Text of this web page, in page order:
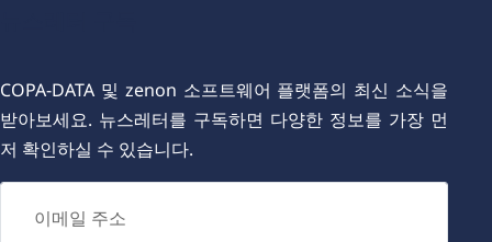
COPA-DATA 및 zenon 소프트웨어 플랫폼의 최신 소식을
받아보세요. 뉴스레터를 구독하면 다양한 정보를 가장 먼
저 확인하실 수 있습니다.